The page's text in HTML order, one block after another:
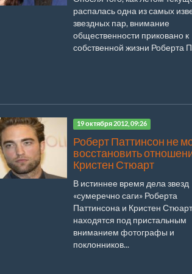
распалась одна из самых
звездных пар, внимание
общественности приковано к
собственной жизни Роберта
19 октября 2012, 09:26
Роберт Паттинсон не
восстановить
Кристен Стюарт
В истиннее время дела звезд
«сумеречно саги» Роберта
Паттинсона и Кристен Стюарт
находятся под пристальным
вниманием фотографы и
поклонников...